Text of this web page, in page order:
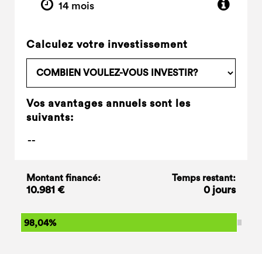
14 mois
Calculez votre investissement
Vos avantages annuels sont les
suivants:
Montant financé:
10.981 €
Temps restant:
0 jours
98,04%